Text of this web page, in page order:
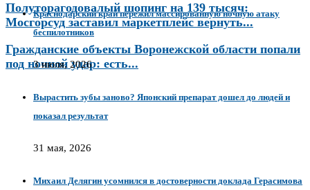
Полуторагодовалый шопинг на 139 тысяч:
Мосгорсуд заставил маркетплейс вернуть...
Гражданские объекты Воронежской области попали
под ночной удар: есть...
Краснодарский край пережил массированную ночную атаку
беспилотников
3 июля, 2026
Вырастить зубы заново? Японский препарат дошел до людей и
показал результат
31 мая, 2026
Михаил Делягин усомнился в достоверности доклада Герасимова